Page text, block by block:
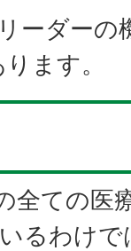
ーダーの
ます。
全ての医
るわけ